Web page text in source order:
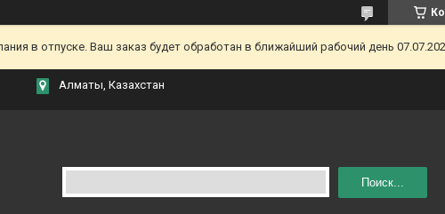
в отпуске. Ваш заказ будет обработан в ближайший рабочий день
Алматы, Казахстан
Поиск...